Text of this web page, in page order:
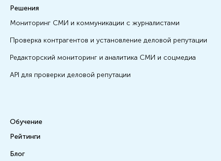
Решения
Мониторинг СМИ и коммуникации с журналистами
Проверка контрагентов и установление деловой репутации
Редакторский мониторинг и аналитика СМИ и соцмедиа
API для проверки деловой репутации
Обучение
Рейтинги
Блог